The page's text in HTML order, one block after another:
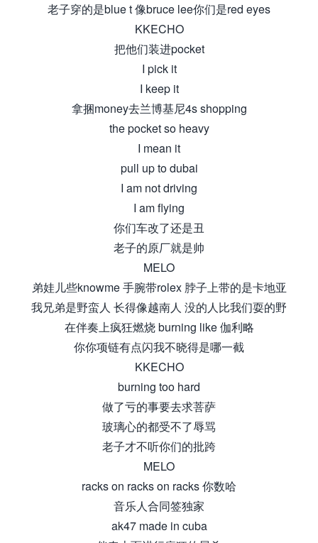
老子穿的是blue t 像bruce lee你们是red eyes
KKECHO
把他们装进pocket
I pick it
I keep it
拿捆money去兰博基尼4s shopping
the pocket so heavy
I mean it
pull up to dubai
I am not driving
I am flying
你们车改了还是丑
老子的原厂就是帅
MELO
弟娃儿些knowme 手腕带rolex 脖子上带的是卡地亚
我兄弟是野蛮人 长得像越南人 没的人比我们耍的野
在伴奏上疯狂燃烧 burning like 伽利略
你你项链有点闪我不晓得是哪一截
KKECHO
burning too hard
做了亏的事要去求菩萨
玻璃心的都受不了辱骂
老子才不听你们的批跨
MELO
racks on racks on racks 你数哈
音乐人合同签独家
ak47 made in cuba